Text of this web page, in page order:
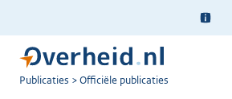
Ter
U
Publicaties Officiële publicaties